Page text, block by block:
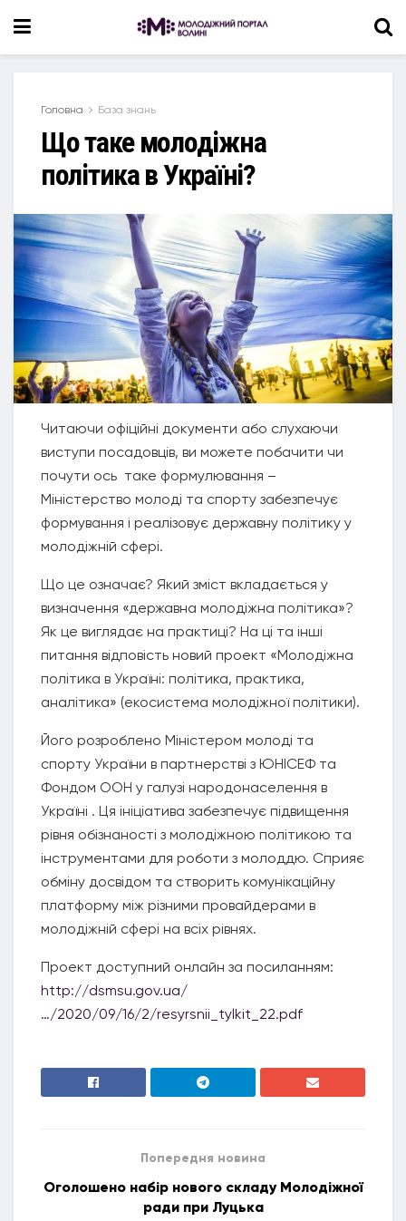
Головна База знань
Що таке молодіжна
політика в Україні?
Читаючи офіційні документи або слухаючи
виступи посадовців, ви можете побачити чи
почути ось таке формулювання –
Міністерство молоді та спорту забезпечує
формування і реалізовує державну політику у
молодіжній сфері.
Що це означає? Який зміст вкладається у
визначення «державна молодіжна політика»?
Як це виглядає на практиці? На ці та інші
питання відповість новий проект «Молодіжна
політика в Україні: політика, практика,
аналітика» (екосистема молодіжної політики).
Його розроблено Міністером молоді та
спорту України в партнерстві з ЮНІСЕФ та
Фондом ООН у галузі народонаселення в
Україні . Ця ініціатива забезпечує підвищення
рівня обізнаності з молодіжною політикою та
інструментами для роботи з молоддю. Сприяє
обміну досвідом та створить комунікаційну
платформу між різними провайдерами в
молодіжній сфері на всіх рівнях.
Проект доступний онлайн за посиланням:
http://dsmsu.gov.ua/
…/2020/09/16/2/resyrsnii_tylkit_22.pdf
Попередня новина
Оголошено набір нового складу Молодіжної
ради при Луцька